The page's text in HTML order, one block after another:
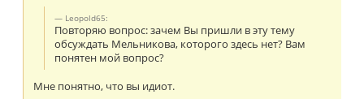
Leopold65:
Повторяю вопрос: зачем Вы пришли в эту тему
обсуждать Мельникова, которого здесь нет? Вам
понятен мой вопрос?
Мне понятно, что вы идиот.